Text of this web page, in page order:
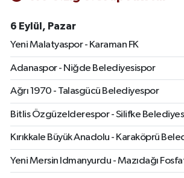
6 Eylül, Pazar
Yeni Malatyaspor - Karaman FK
Adanaspor - Niğde Belediyesispor
Ağrı 1970 - Talasgücü Belediyespor
Bitlis Özgüzelderespor - Silifke
Kırıkkale Büyük Anadolu - Karaköprü
Yeni Mersin Idmanyurdu - Mazıdağı